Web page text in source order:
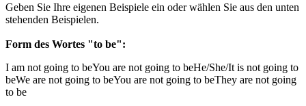
Geben Sie Ihre eigenen Beispiele ein oder wählen Sie aus den unten
stehenden Beispielen.
Form des Wortes "to be":
I am not going to beYou are not going to beHe/She/It is not going to
beWe are not going to beYou are not going to beThey are not going
to be